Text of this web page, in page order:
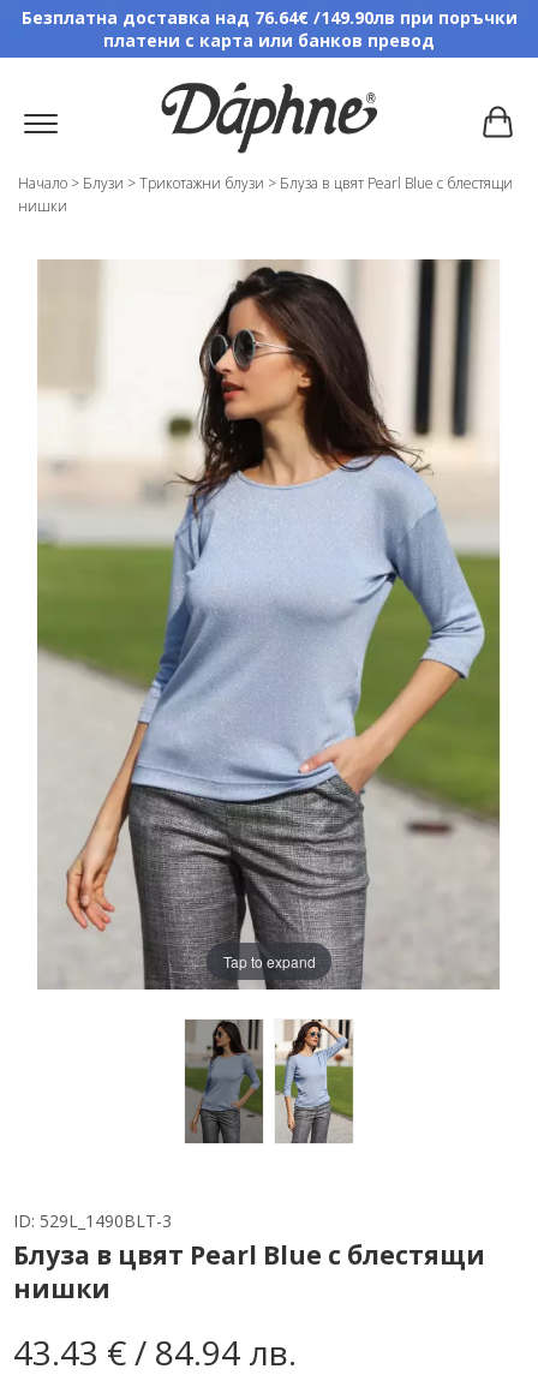
Безплатна доставка над 76.64€ /149.90лв при поръчки
платени с карта или банков превод
Начало > Блузи >Трикотажни блузи > Блуза в цвят Pearl Blue с блестящи
нишки
Tap to expand
ID: 529L_1490BLT-3
Блуза в цвят Pearl Blue с блестящи
нишки
43.43 € / 84.94 лв.